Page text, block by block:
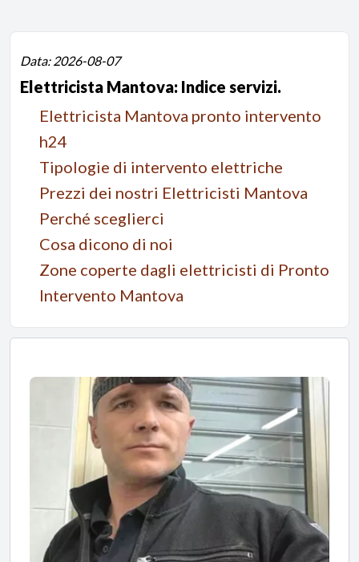
Data: 2026-08-07
Elettricista Mantova: Indice servizi.
Elettricista Mantova pronto intervento
h24
Tipologie di intervento elettriche
Prezzi dei nostri Elettricisti Mantova
Perché sceglierci
Cosa dicono di noi
Zone coperte dagli elettricisti di Pronto
Intervento Mantova